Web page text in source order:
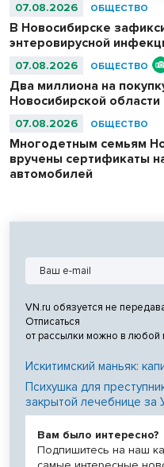
07.08.2026 ОБЩЕСТВО
В Новосибирске
энтеровирусной
07.08.2026 ОБЩЕСТВО
Два миллиона на
Новосибирской области
07.08.2026 ОБЩЕСТВО
Многодетным семьям
вручены сертификаты
автомобилей
VN.ru обязуется не
Отписаться
от рассылки можно в любой
Искитимский маньяк:
Психушка для
закрытой лечебнице за
Вам было интересно?
Подпишитесь на наш